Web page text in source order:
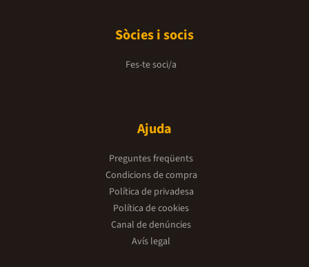
Sòcies i socis
Fes-te soci/a
Ajuda
Preguntes freqüents
Condicions de compra
Política de privadesa
Política de cookies
Canal de denúncies
Avís legal